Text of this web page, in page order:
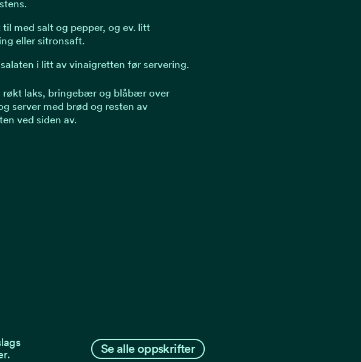
til med salt og pepper, og ev. litt
eller sitronsaft.
i litt av vinaigretten før servering.
røkt laks, bringebær og blåbær over
server med brød og resten av
ved siden av.
Se alle oppskrifter